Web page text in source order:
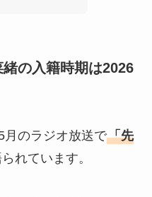
の入籍時期は2026
月のラジオ放送で「先
れています。